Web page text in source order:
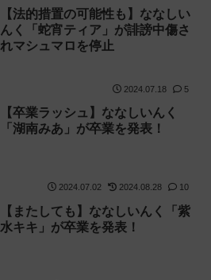
【法的措置の可能性も】ななしい
んく「蛇宵ティア」が誹謗中傷さ
れマシュマロを停止
2024.07.18 5
【卒業ラッシュ】ななしいんく
「湖南みあ」が卒業を発表！
2024.07.02 2024.08.28 10
【またしても】ななしいんく「紫
水キキ」が卒業を発表！